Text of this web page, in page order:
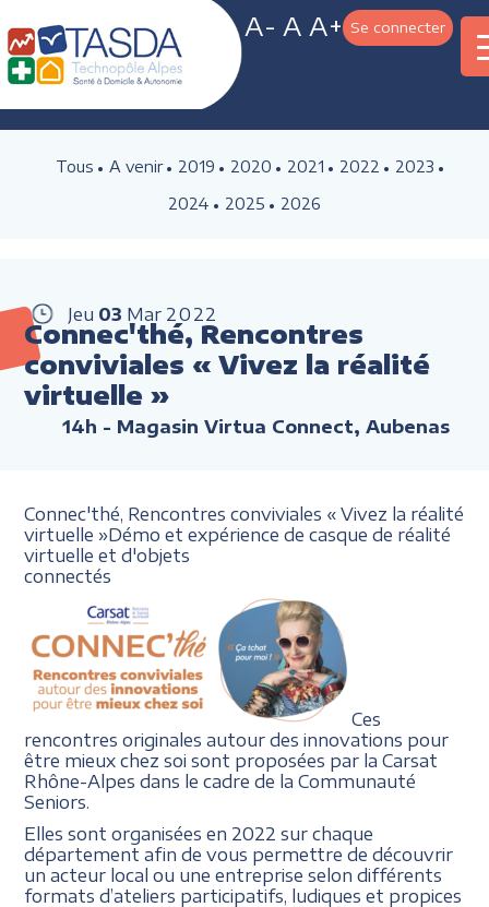
A- A A+ Se connecter
Tous A venir 2019 2020 2021 2022
2023
2024
2025 2026
Jeu 03 Mar 2022
Connec'thé, Rencontres
conviviales « Vivez la réalité
virtuelle »
14h - Magasin Virtua Connect, Aubenas
Connec'thé, Rencontres conviviales « Vivez la réalité
virtuelle »Démo et expérience de casquede réalité
virtuelle et d'objets
connectés
Ces
rencontres originales autour des innovations pour
être mieux chez soi sont proposées par la Carsat
Rhône-Alpes dans le cadre de la Communauté
Seniors.
Elles sont organisées en 2022 sur chaque
département afin de vous permettre de découvrir
un acteur local ou une entreprise selon différents
formats d’ateliers participatifs, ludiques et propices